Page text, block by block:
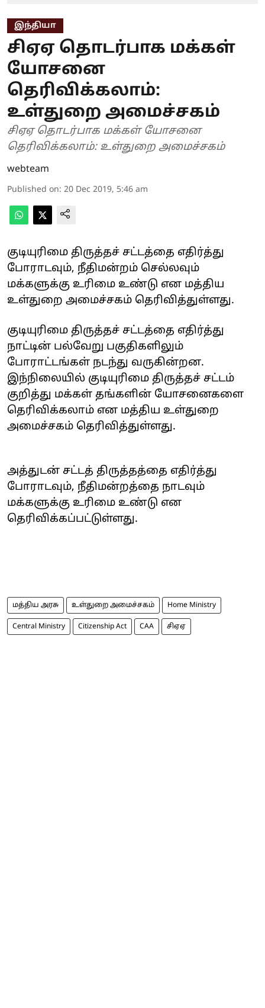
இந்தியா
சிஏஏ தொடர்பாக மக்கள்
யோசனை
தெரிவிக்கலாம்:
உள்துறை அமைச்சகம்
சிஏஏ தொடர்பாக மக்கள் யோசனை
தெரிவிக்கலாம்: உள்துறை அமைச்சகம்
webteam
Published on: 20 Dec 2019, 5:46 am
குடியுரிமை திருத்தச் சட்டத்தை எதிர்த்து
போராடவும், நீதிமன்றம் செல்லவும்
மக்களுக்கு உரிமை உண்டு என மத்திய
உள்துறை அமைச்சகம் தெரிவித்துள்ளது.
குடியுரிமை திருத்தச் சட்டத்தை எதிர்த்து
நாட்டின் பல்வேறு பகுதிகளிலும்
போராட்டங்கள் நடந்து வருகின்றன.
இந்நிலையில் குடியுரிமை திருத்தச் சட்டம்
குறித்து மக்கள் தங்களின் யோசனைகளை
தெரிவிக்கலாம் என மத்திய உள்துறை
அமைச்சகம் தெரிவித்துள்ளது.
அத்துடன் சட்டத் திருத்தத்தை எதிர்த்து
போராடவும், நீதிமன்றத்தை நாடவும்
மக்களுக்கு உரிமை உண்டு என
தெரிவிக்கப்பட்டுள்ளது.
மத்திய அரசு உள்துறை அமைச்சகம் Home Ministry
Central Ministry Citizenship Act CAA சிஏஏ